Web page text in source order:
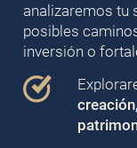
analizaremos tu
posibles
inversión o